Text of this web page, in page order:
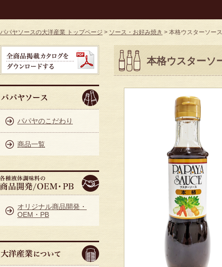
パパヤソースの大洋産業 トップページ > ソース・お好み焼き > 本格ウスターソース
パパヤのこだわり
商品一覧
オリジナル商品開発・
OEM・PB
本格ウスターソ